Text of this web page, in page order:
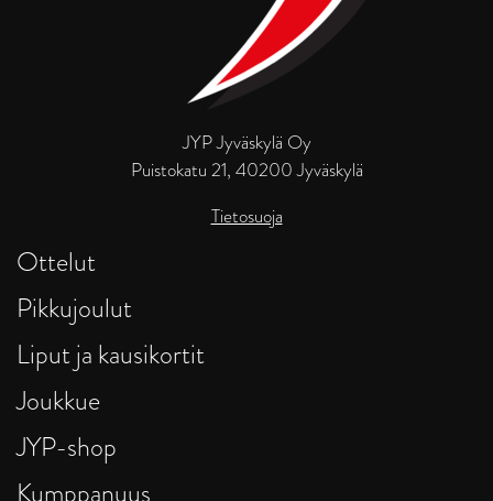
JYP Jyväskylä Oy
Puistokatu 21, 40200 Jyväskylä
Tietosuoja
Ottelut
Pikkujoulut
Liput ja kausikortit
Joukkue
JYP-shop
Kumppanuus